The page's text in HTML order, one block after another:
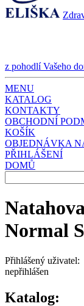
z pohodlí Vašeho
MENU
KATALOG
KONTAKTY
OBCHODNÍ
KOŠÍK
OBJEDNÁVKA
PŘIHLÁŠENÍ
DOMŮ
Normal
Přihlášený uživatel:
nepřihlášen
Katalog: